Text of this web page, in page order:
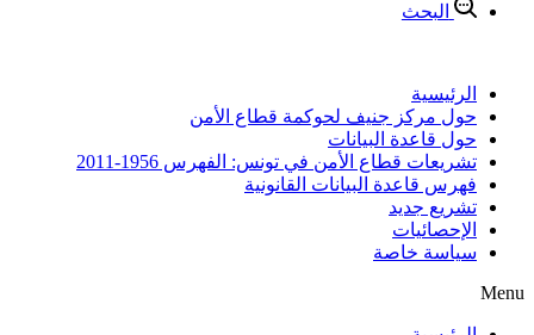
البحث
الرئيسية
حول مركز جنيف لحوكمة قطاع الأمن
حول قاعدة البيانات
تشريعات قطاع الأمن في تونس: الفهرس 1956-2011
فهرس قاعدة البيانات القانونية
تشريع جديد
الإحصائيات
سياسة خاصة
Menu